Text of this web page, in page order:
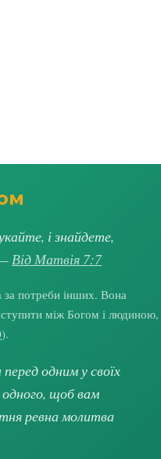
і знайдете,
Від Матвія 7:7
потреби інших. Вона
між Богом і людиною,
).
одним у своїх
одного, щоб вам
ревна молитва